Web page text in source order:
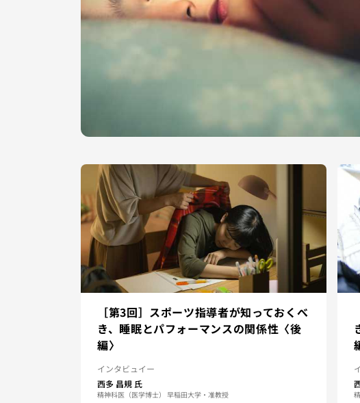
［第3回］スポーツ指導者が知っておくべ
き、睡眠とパフォーマンスの関係性〈後
編〉
インタビュイー
西多 昌規 氏
精神科医（医学博士） 早稲田大学・准教授